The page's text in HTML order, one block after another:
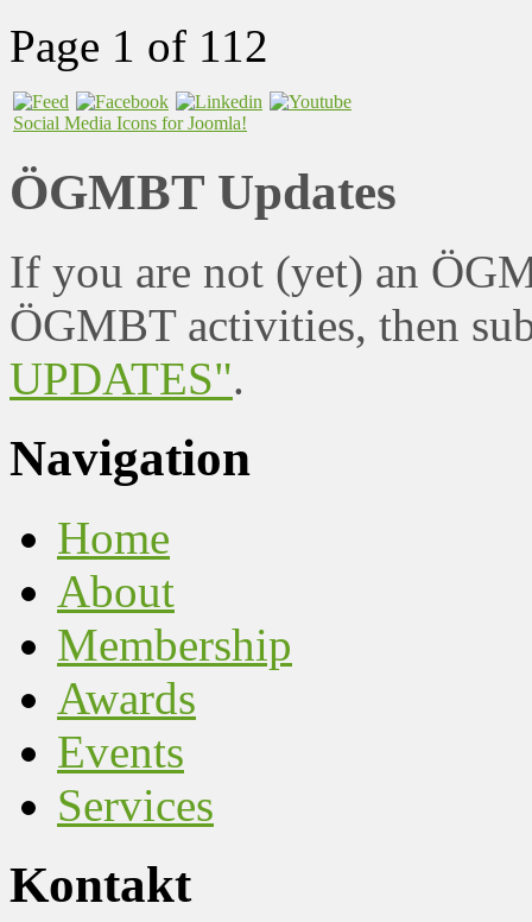
Page 1 of 112
Social Media Icons for Joomla!
ÖGMBT Updates
If you are not (yet) an
ÖGMBT activities, then
UPDATES".
Navigation
Home
About
Membership
Awards
Events
Services
Kontakt